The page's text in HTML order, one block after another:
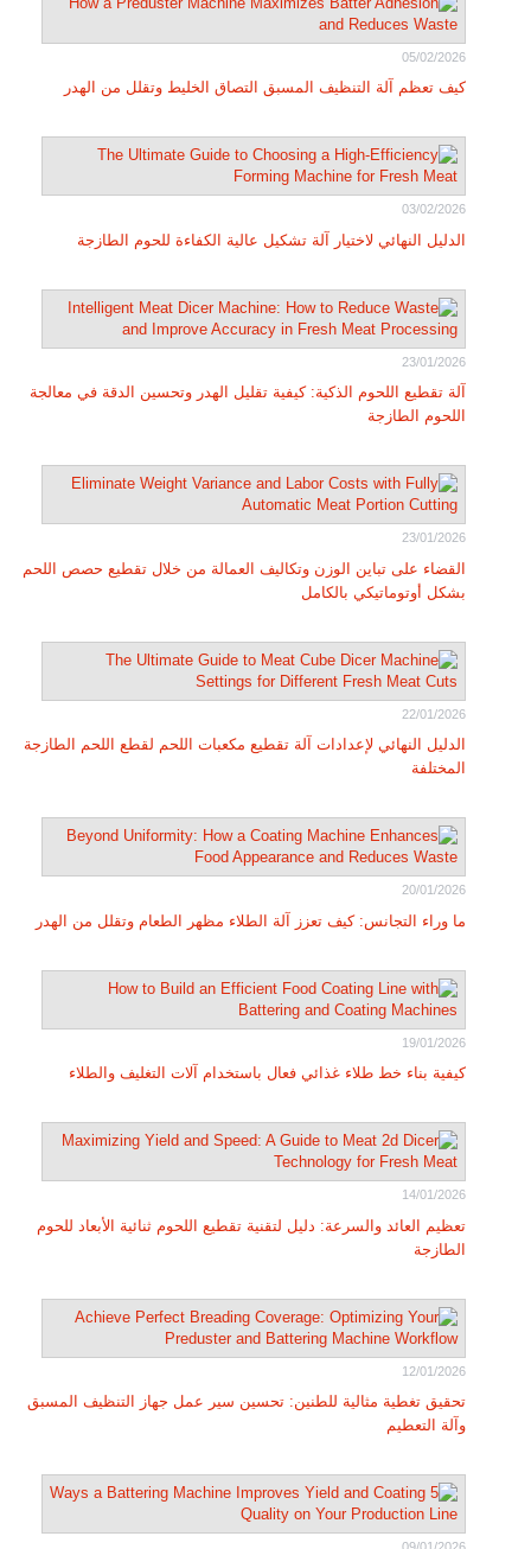
05/02/2026
كيف تعظم آلة التنظيف المسبق التصاق الخليط وتقلل من الهدر
03/02/2026
الدليل النهائي لاختيار آلة تشكيل عالية الكفاءة للحوم الطازجة
23/01/2026
آلة تقطيع اللحوم الذكية: كيفية تقليل الهدر وتحسين الدقة في معالجة
اللحوم الطازجة
23/01/2026
القضاء على تباين الوزن وتكاليف العمالة من خلال تقطيع حصص اللحم
بشكل أوتوماتيكي بالكامل
22/01/2026
الدليل النهائي لإعدادات آلة تقطيع مكعبات اللحم لقطع اللحم الطازجة
المختلفة
20/01/2026
ما وراء التجانس: كيف تعزز آلة الطلاء مظهر الطعام وتقلل من الهدر
19/01/2026
كيفية بناء خط طلاء غذائي فعال باستخدام آلات التغليف والطلاء
14/01/2026
تعظيم العائد والسرعة: دليل لتقنية تقطيع اللحوم ثنائية الأبعاد للحوم
الطازجة
12/01/2026
تحقيق تغطية مثالية للطنين: تحسين سير عمل جهاز التنظيف المسبق
وآلة التعطيم